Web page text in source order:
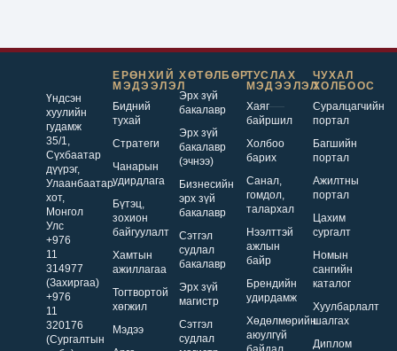
Үндсэн
хуулийн
гудамж
35/1,
Сүхбаатар
дүүрэг,
Улаанбаатар
хот,
Монгол
Улс
+976
11
314977
(Захиргаа)
+976
11
320176
(Сургалтын
ЕРӨНХИЙ
МЭДЭЭЛЭЛ
Бидний
тухай
Стратеги
Чанарын
удирдлага
Бүтэц,
зохион
байгуулалт
Хамтын
ажиллагаа
Тогтвортой
хөгжил
Мэдээ
ХӨТӨЛБӨР
Эрх зүй
бакалавр
Эрх зүй
бакалавр
(эчнээ)
Бизнесийн
эрх зүй
бакалавр
Сэтгэл
судлал
бакалавр
Эрх зүй
магистр
Сэтгэл
судлал
ТУСЛАХ
МЭДЭЭЛЭЛ
Хаяг
байршил
Холбоо
барих
Санал,
гомдол,
талархал
Нээлттэй
ажлын
байр
Брендийн
удирдамж
Хөдөлмөрийн
аюулгүй
ЧУХАЛ
ХОЛБООС
Суралцагчийн
портал
Багшийн
портал
Ажилтны
портал
Цахим
сургалт
Номын
сангийн
каталог
Хуулбарлалт
шалгах
Диплом